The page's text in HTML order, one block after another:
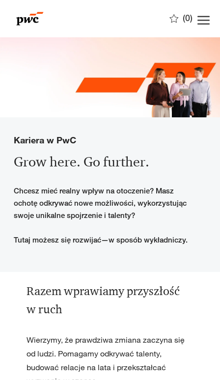
(0)
Kariera w PwC
Grow here. Go further.
Chcesz mieć realny wpływ na otoczenie? Masz
ochotę odkrywać nowe możliwości, wykorzystując
swoje unikalne spojrzenie i talenty?
Tutaj możesz się rozwijać—w sposób wykładniczy.
Razem wprawiamy przyszłość
w ruch
Wierzymy, że prawdziwa zmiana zaczyna się
od ludzi. Pomagamy odkrywać talenty,
budować relacje na lata i przekształcać